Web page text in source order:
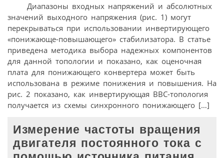
Диапазоны входных напряжений и абсолютных
значений выходного напряжения (рис. 1) могут
перекрываться при использовании инвертирующего
«понижающе-повышающего» стабилизатора. В статье
приведена методика выбора надежных компонентов
для данной топологии и показано, как оценочная
плата для понижающего конвертера может быть
использована в режиме понижения и повышения. На
рис. 2 показано, как инвертирующая BBC-топология
получается из схемы синхронного понижающего […]
Измерение частоты вращения
двигателя постоянного тока с